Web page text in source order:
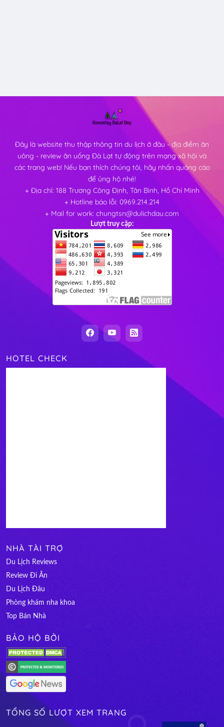
Đây là website thu thập thông tin du lịch ở đâu - địa điểm ăn
uông - review ăn uống Đà Lạt tự động trên mạng xã hội và
các trang web! Nếu bạn thích chúng tôi, hãy nhấn quảng cáo
để ủng hộ nhé!
+ Địa chỉ: 188 Trương Công Định, Tân Bình, Hồ Chí Minh
+ Hotline báo lỗi: 0969.214.214
+ Mail for work: chungtsn@dulichdau.com
Lượt truy cập:
HOTEL CHECK
NHÀ TÀI TRỢ
Du Lịch Reviews
Review Đi Ăn
Du Lịch Đâu
Phòng khám nha khoa
Top Bán Nhà
BẢO HỘ BỞI
TỔNG SỐ LƯỢT XEM TRANG